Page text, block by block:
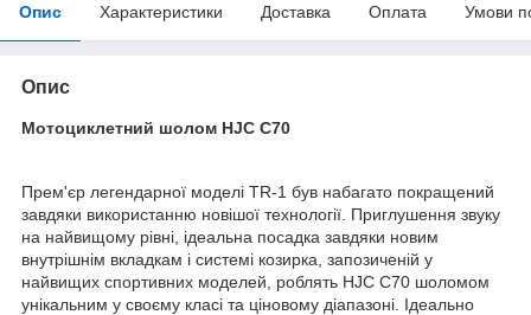
Опис Характеристики Доставка Оплата Умови
Опис
Мотоциклетний шолом HJC C70
Прем'єр легендарної моделі TR-1 був набагато покращений
завдяки використанню новішої технології. Приглушення звуку
на найвищому рівні, ідеальна посадка завдяки новим
внутрішнім вкладкам і системі козирка, запозиченій у
найвищих спортивних моделей, роблять HJC C70 шоломом
унікальним у своєму класі та ціновому діапазоні. Ідеально